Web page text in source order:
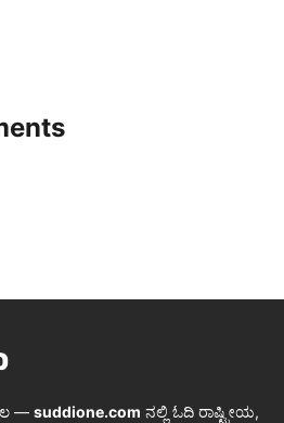
— suddione.com ನಲ್ಲಿ ಓದಿ ರಾಷ್ಟ್ರೀಯ,